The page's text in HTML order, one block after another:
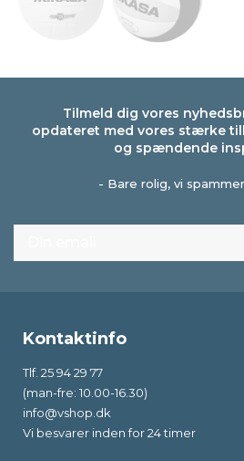
Tilmeld dig vores
opdateret med vores stærke
og spændende
- Bare rolig, vi
Kontaktinfo
Tlf. 25 94 29 77
(man-fre: 10.00-16.30)
info@vshop.dk
Vi besvarer inden for 24 timer